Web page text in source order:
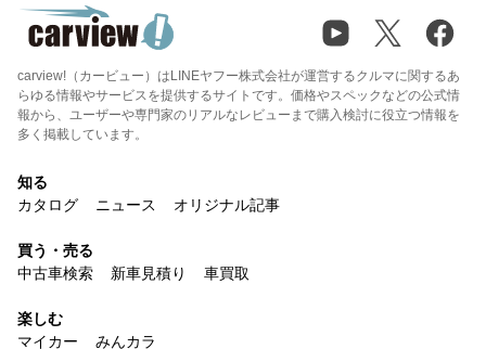
carview!（カービュー）はLINEヤフー株式会社が運営するクルマに関するあ
らゆる情報やサービスを提供するサイトです。価格やスペックなどの公式情
報から、ユーザーや専門家のリアルなレビューまで購入検討に役立つ情報を
多く掲載しています。
知る
カタログ
ニュース オリジナル記事
買う・売る
中古車検索
新車見積り 車買取
楽しむ
マイカー
みんカラ